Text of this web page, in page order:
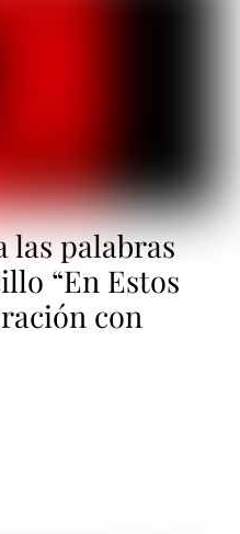
las palabras
“En Estos
con